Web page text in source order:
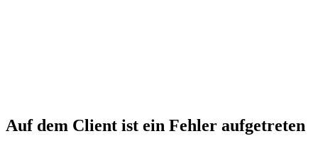
Auf dem Client ist ein Fehler aufgetreten